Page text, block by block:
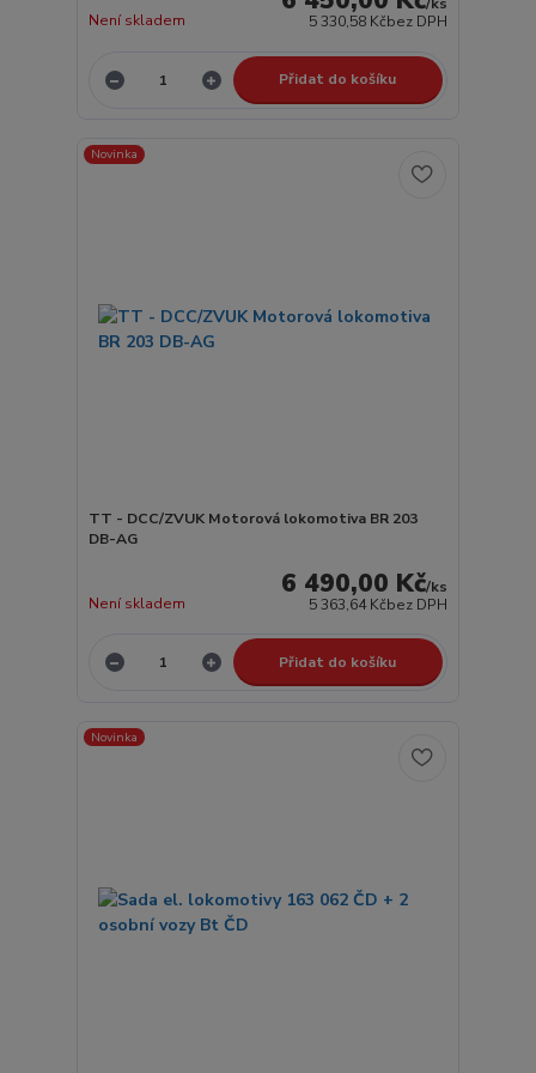
5 330,58 Kčbez DPH
Není skladem
Přidat do košíku
Novinka
TT - DCC/ZVUK Motorová lokomotiva BR 203
DB-AG
6 490,00 Kč/ks
5 363,64 Kčbez DPH
Není skladem
Přidat do košíku
Novinka